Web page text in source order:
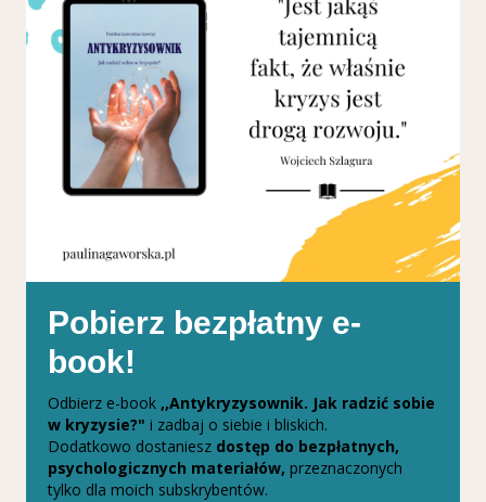
Pobierz bezpłatny e-
book!
Odbierz e-book ,,Antykryzysownik. Jak radzić sobie
w kryzysie?" i zadbaj o siebie i bliskich.
Dodatkowo dostaniesz dostęp do bezpłatnych,
psychologicznych materiałów, przeznaczonych
tylko dla moich subskrybentów.